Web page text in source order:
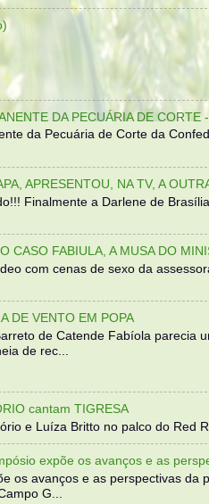
DA PECUÁRIA DE CORTE
da Pecuária de Corte da
APRESENTOU, NA TV, A
Finalmente a Darlene de
CASO FABIULA, A MUSA DO
com cenas de sexo da
DE VENTO EM POPA
de Catende Fabíola parecia
de rec...
cantam TIGRESA
e Luíza Britto no palco do Red
expõe os avanços e as
os avanços e as perspectivas da
G...